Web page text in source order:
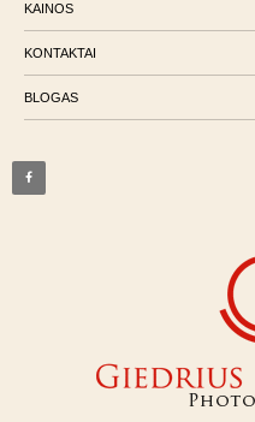
KAINOS
KONTAKTAI
BLOGAS